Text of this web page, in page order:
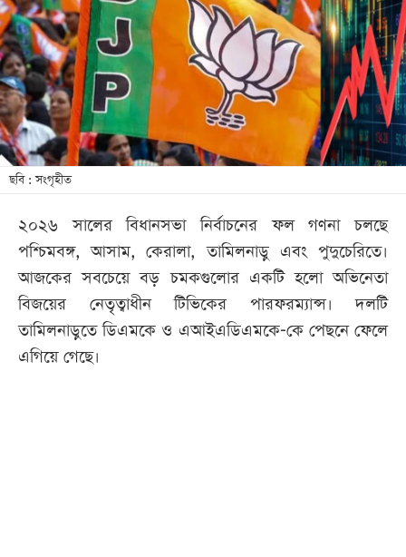
খেলা
বিনোদন
লাইফ
স্টাইল
শিক্ষা
তথ্যপ্রযুক্তি
বিভাগ
ছবি
ভিডিও
ছবি : সংগৃহীত
২০২৬ সালের বিধানসভা নির্বাচনের ফল গণনা চলছে
পশ্চিমবঙ্গ, আসাম, কেরালা, তামিলনাড়ু এবং পুদুচেরিতে।
আজকের সবচেয়ে বড় চমকগুলোর একটি হলো অভিনেতা
বিজয়ের নেতৃত্বাধীন টিভিকের পারফরম্যান্স। দলটি
তামিলনাড়ুতে ডিএমকে ও এআইএডিএমকে-কে পেছনে ফেলে
এগিয়ে গেছে।